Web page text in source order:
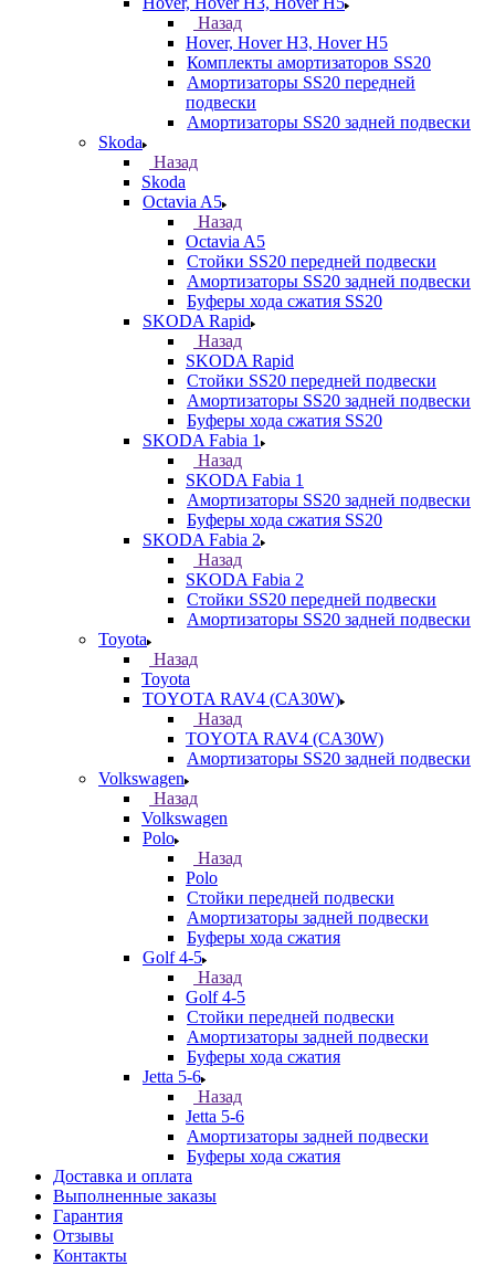
Назад
Hover, Hover H3, Hover H5
Комплекты амортизаторов SS20
Амортизаторы SS20 передней
подвески
Амортизаторы SS20 задней подвески
Skoda
Назад
Skoda
Octavia A5
Назад
Octavia A5
Стойки SS20 передней подвески
Амортизаторы SS20 задней подвески
Буферы хода сжатия SS20
SKODA Rapid
Назад
SKODA Rapid
Стойки SS20 передней подвески
Амортизаторы SS20 задней подвески
Буферы хода сжатия SS20
SKODA Fabia 1
Назад
SKODA Fabia 1
Амортизаторы SS20 задней подвески
Буферы хода сжатия SS20
SKODA Fabia 2
Назад
SKODA Fabia 2
Стойки SS20 передней подвески
Амортизаторы SS20 задней подвески
Toyota
Назад
Toyota
TOYOTA RAV4 (CA30W)
Назад
TOYOTA RAV4 (CA30W)
Амортизаторы SS20 задней подвески
Volkswagen
Назад
Volkswagen
Polo
Назад
Polo
Стойки передней подвески
Амортизаторы задней подвески
Буферы хода сжатия
Golf 4-5
Назад
Golf 4-5
Стойки передней подвески
Амортизаторы задней подвески
Буферы хода сжатия
Jetta 5-6
Назад
Jetta 5-6
Амортизаторы задней подвески
Буферы хода сжатия
Доставка и оплата
Выполненные заказы
Гарантия
Отзывы
Контакты